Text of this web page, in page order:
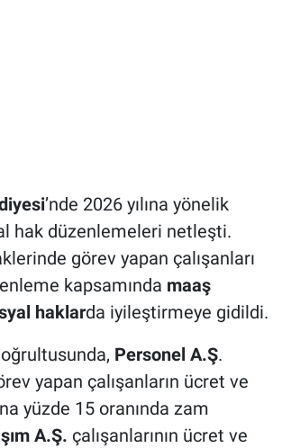
’nde 2026 yılına yönelik
hak düzenlemeleri netleşti.
görev yapan çalışanları
kapsamında maaş
haklarda iyileştirmeye gidildi.
Personel A.Ş.
yapan çalışanların ücret ve
yüzde 15 oranında zam
A.Ş. çalışanlarının ücret ve